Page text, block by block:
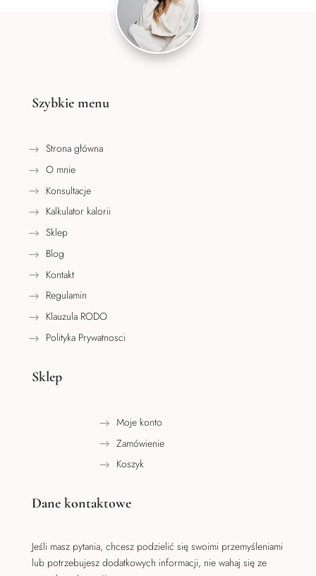
Szybkie menu
Strona główna
O mnie
Konsultacje
Kalkulator kalorii
Sklep
Blog
Kontakt
Regulamin
Klauzula RODO
Polityka Prywatnosci
Sklep
Moje konto
Zamówienie
Koszyk
Dane kontaktowe
Jeśli masz pytania, chcesz podzielić się swoimi przemyśleniami
lub potrzebujesz dodatkowych informacji, nie wahaj się ze